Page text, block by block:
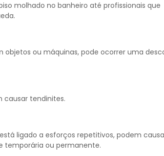
molhado no banheiro até profissionais que
objetos ou máquinas, pode ocorrer uma
causar tendinites.
ligado a esforços repetitivos, podem
temporária ou permanente.